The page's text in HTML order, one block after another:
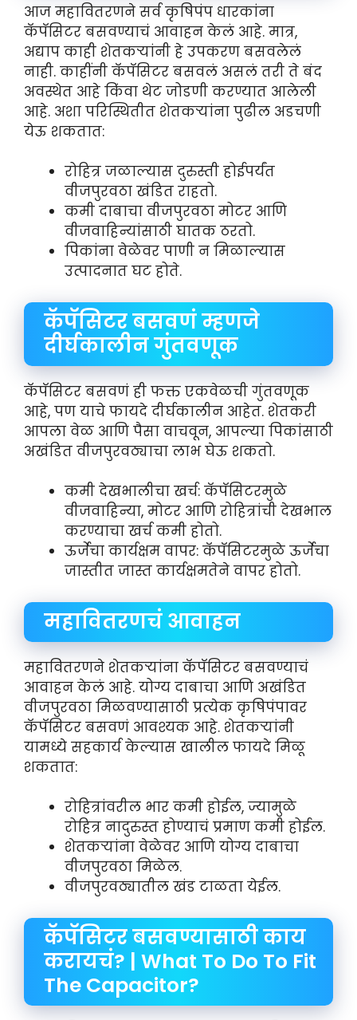
आज महावितरणने सर्व कृषिपंप धारकांना
कॅपॅसिटर बसवण्याचं आवाहन केलं आहे. मात्र,
अद्याप काही शेतकऱ्यांनी हे उपकरण बसवलेलं
नाही. काहींनी कॅपॅसिटर बसवलं असलं तरी ते बंद
अवस्थेत आहे किंवा थेट जोडणी करण्यात आलेली
आहे. अशा परिस्थितीत शेतकऱ्यांना पुढील अडचणी
येऊ शकतात:
रोहित्र जळाल्यास दुरुस्ती होईपर्यंत
वीजपुरवठा खंडित राहतो.
कमी दाबाचा वीजपुरवठा मोटर आणि
वीजवाहिन्यांसाठी घातक ठरतो.
पिकांना वेळेवर पाणी न मिळाल्यास
उत्पादनात घट होते.
कॅपॅसिटर बसवणं म्हणजे
दीर्घकालीन गुंतवणूक
कॅपॅसिटर बसवणं ही फक्त एकवेळची गुंतवणूक
आहे, पण याचे फायदे दीर्घकालीन आहेत. शेतकरी
आपला वेळ आणि पैसा वाचवून, आपल्या पिकांसाठी
अखंडित वीजपुरवठ्याचा लाभ घेऊ शकतो.
कमी देखभालीचा खर्च: कॅपॅसिटरमुळे
वीजवाहिन्या, मोटर आणि रोहित्रांची देखभाल
करण्याचा खर्च कमी होतो.
ऊर्जेचा कार्यक्षम वापर: कॅपॅसिटरमुळे ऊर्जेचा
जास्तीत जास्त कार्यक्षमतेने वापर होतो.
महावितरणचं आवाहन
महावितरणने शेतकऱ्यांना कॅपॅसिटर बसवण्याचं
आवाहन केलं आहे. योग्य दाबाचा आणि अखंडित
वीजपुरवठा मिळवण्यासाठी प्रत्येक कृषिपंपावर
कॅपॅसिटर बसवणं आवश्यक आहे. शेतकऱ्यांनी
यामध्ये सहकार्य केल्यास खालील फायदे मिळू
शकतात:
रोहित्रांवरील भार कमी होईल, ज्यामुळे
रोहित्र नादुरुस्त होण्याचं प्रमाण कमी होईल.
शेतकऱ्यांना वेळेवर आणि योग्य दाबाचा
वीजपुरवठा मिळेल.
वीजपुरवठ्यातील खंड टाळता येईल.
कॅपॅसिटर बसवण्यासाठी काय
करायचं? | What To Do To Fit
The Capacitor?